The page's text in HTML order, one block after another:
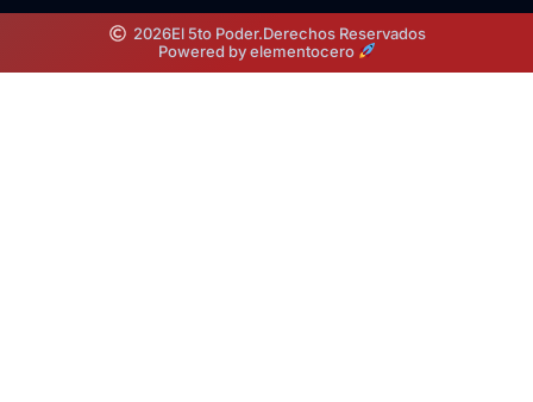
2026El 5to Poder.Derechos Reservados
Powered by elementocero